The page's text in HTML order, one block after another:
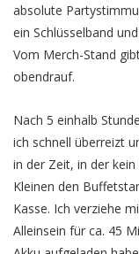
absolute
ein Schlüsselband
Vom Merch-Stand
obendrauf.
Nach 5 einhalb
ich schnell überreizt
in der Zeit, in der
Kleinen den
Kasse. Ich verziehe
Alleinsein für ca. 45